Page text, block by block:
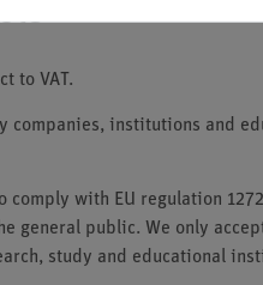
to VAT.
companies, institutions and
comply with EU regulation
general public. We only
study and educational